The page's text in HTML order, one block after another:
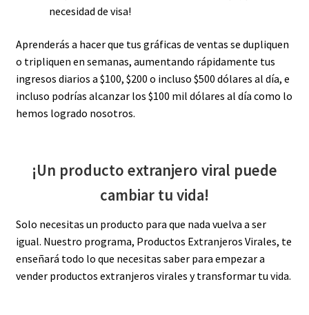
necesidad de visa!
Aprenderás a hacer que tus gráficas de ventas se dupliquen
o tripliquen en semanas, aumentando rápidamente tus
ingresos diarios a $100, $200 o incluso $500 dólares al día, e
incluso podrías alcanzar los $100 mil dólares al día como lo
hemos logrado nosotros.
¡Un producto extranjero viral puede
cambiar tu vida!
Solo necesitas un producto para que nada vuelva a ser
igual. Nuestro programa, Productos Extranjeros Virales, te
enseñará todo lo que necesitas saber para empezar a
vender productos extranjeros virales y transformar tu vida.